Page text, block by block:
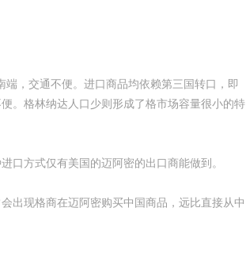
，交通不便。进口商品均依赖第三国转口，即
。格林纳达人口少则形成了格市场容量很小的特
口方式仅有美国的迈阿密的出口商能做到。
出现格商在迈阿密购买中国商品，远比直接从中